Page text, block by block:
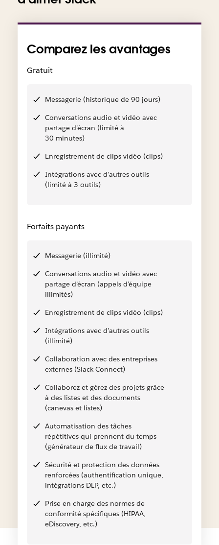
Comparez les avantages
Gratuit
Messagerie (historique de 90 jours)
Conversations audio et vidéo avec
partage d’écran (limité à
30 minutes)
Enregistrement de clips vidéo (clips)
Intégrations avec d’autres outils
(limité à 3 outils)
Forfaits payants
Messagerie (illimité)
Conversations audio et vidéo avec
partage d’écran (appels d’équipe
illimités)
Enregistrement de clips vidéo (clips)
Intégrations avec d’autres outils
(illimité)
Collaboration avec des entreprises
externes (Slack Connect)
Collaborez et gérez des projets grâce
à des listes et des documents
(canevas et listes)
Automatisation des tâches
répétitives qui prennent du temps
(générateur de flux de travail)
Sécurité et protection des données
renforcées (authentification unique,
intégrations DLP, etc.)
Prise en charge des normes de
conformité spécifiques (HIPAA,
eDiscovery, etc.)